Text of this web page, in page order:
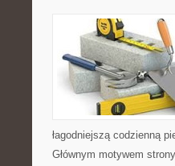
łagodniejszą codzienną
Głównym motywem